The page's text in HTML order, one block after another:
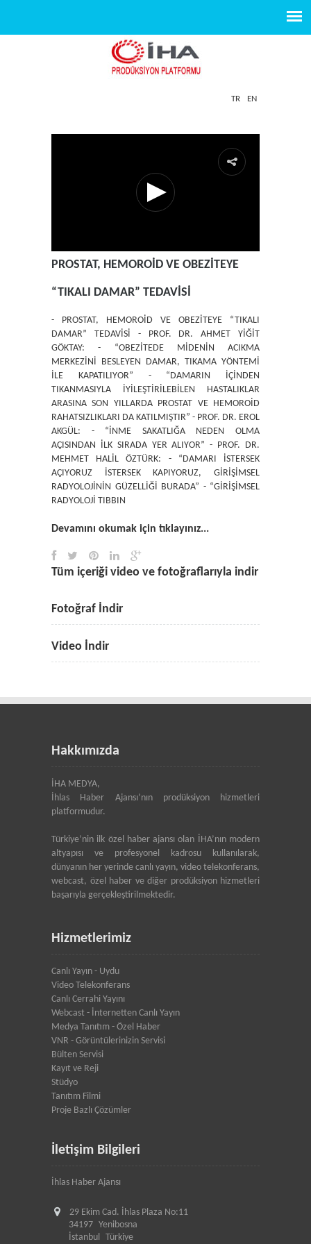
TR EN
PROSTAT, HEMOROİD VE OBEZİTEYE
“TIKALI DAMAR” TEDAVİSİ
- PROSTAT, HEMOROİD VE OBEZİTEYE “TIKALI
DAMAR” TEDAVİSİ - PROF. DR. AHMET YİĞİT
GÖKTAY: - “OBEZİTEDE MİDENİN ACIKMA
MERKEZİNİ BESLEYEN DAMAR, TIKAMA YÖNTEMİ
İLE KAPATILIYOR” - “DAMARIN İÇİNDEN
TIKANMASIYLA İYİLEŞTİRİLEBİLEN HASTALIKLAR
ARASINA SON YILLARDA PROSTAT VE HEMOROİD
RAHATSIZLIKLARI DA KATILMIŞTIR” - PROF. DR. EROL
AKGÜL: - “İNME SAKATLIĞA NEDEN OLMA
AÇISINDAN İLK SIRADA YER ALIYOR” - PROF. DR.
MEHMET HALİL ÖZTÜRK: - “DAMARI İSTERSEK
AÇIYORUZ İSTERSEK KAPIYORUZ, GİRİŞİMSEL
RADYOLOJİNİN GÜZELLİĞİ BURADA” - “GİRİŞİMSEL
RADYOLOJİ TIBBIN
Devamını okumak için tıklayınız...
Tüm içeriği video ve fotoğraflarıyla indir
Fotoğraf İndir
Video İndir
Hakkımızda
İHA MEDYA,
İhlas Haber Ajansı’nın prodüksiyon hizmetleri
platformudur.
Türkiye’nin ilk özel haber ajansı olan İHA’nın modern
altyapısı ve profesyonel kadrosu kullanılarak,
dünyanın her yerinde canlı yayın, video telekonferans,
webcast, özel haber ve diğer prodüksiyon hizmetleri
başarıyla gerçekleştirilmektedir.
Hizmetlerimiz
Canlı Yayın - Uydu
Video Telekonferans
Canlı Cerrahi Yayını
Webcast - İnternetten Canlı Yayın
Medya Tanıtım - Özel Haber
VNR - Görüntülerinizin Servisi
Bülten Servisi
Kayıt ve Reji
Stüdyo
Tanıtım Filmi
Proje Bazlı Çözümler
İletişim Bilgileri
İhlas Haber Ajansı
29 Ekim Cad. İhlas Plaza No:11
34197 Yenibosna
İstanbul
Türkiye